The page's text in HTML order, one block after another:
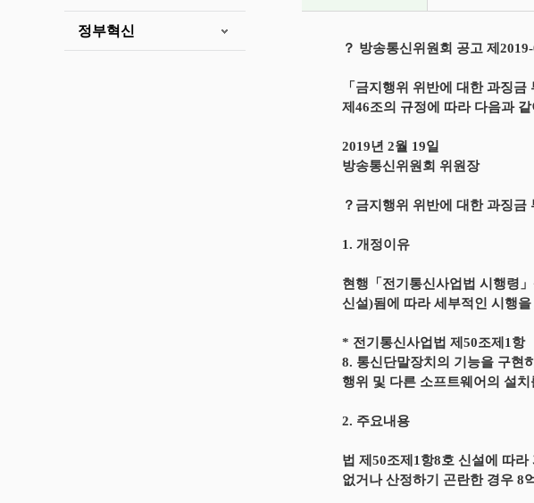
정부혁신
？ 방송통신위원회 공고 제
「금지행위 위반에 대한 과징
제46조의 규정에 따라 다음과
2019년 2월 19일
방송통신위원회 위원장
？금지행위 위반에 대한 과징
1. 개정이유
현행「전기통신사업법 시행령
신설)됨에 따라 세부적인 시행
* 전기통신사업법 제50조제1항
8. 통신단말장치의 기능을 구현
행위 및 다른 소프트웨어의 설
2. 주요내용
법 제50조제1항8호 신설에 따
없거나 산정하기 곤란한 경우 8